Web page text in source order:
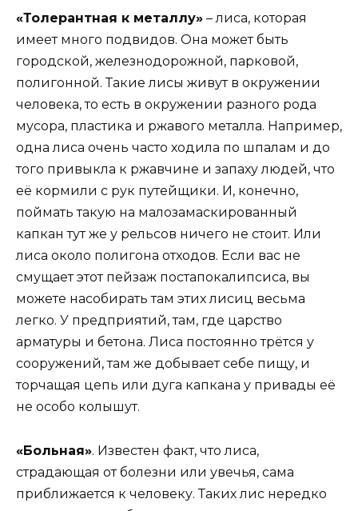
«Толерантная к металлу» – лиса, которая
имеет много подвидов. Она может быть
городской, железнодорожной, парковой,
полигонной. Такие лисы живут в окружении
человека, то есть в окружении разного рода
мусора, пластика и ржавого металла. Например,
одна лиса очень часто ходила по шпалам и до
того привыкла к ржавчине и запаху людей, что
её кормили с рук путейщики. И, конечно,
поймать такую на малозамаскированный
капкан тут же у рельсов ничего не стоит. Или
лиса около полигона отходов. Если вас не
смущает этот пейзаж постапокалипсиса, вы
можете насобирать там этих лисиц весьма
легко. У предприятий, там, где царство
арматуры и бетона. Лиса постоянно трётся у
сооружений, там же добывает себе пищу, и
торчащая цепь или дуга капкана у привады её
не особо колышут.
«Больная». Известен факт, что лиса,
страдающая от болезни или увечья, сама
приближается к человеку. Таких лис нередко